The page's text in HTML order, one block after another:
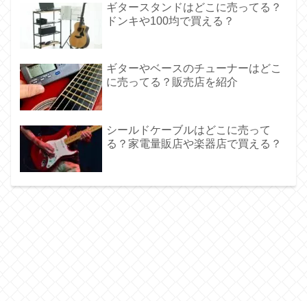
ギタースタンドはどこに売ってる？
ドンキや100均で買える？
ギターやベースのチューナーはどこ
に売ってる？販売店を紹介
シールドケーブルはどこに売って
る？家電量販店や楽器店で買える？